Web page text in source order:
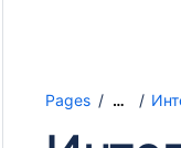
Pages …